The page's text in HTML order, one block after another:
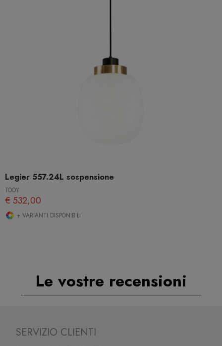
Legier 557.24L sospensione
TOOY
€ 532,00
+ VARIANTI DISPONIBILI
Le vostre recensioni
SERVIZIO CLIENTI